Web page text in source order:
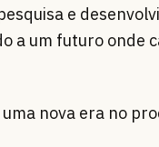
e
a um futuro onde
nova era no